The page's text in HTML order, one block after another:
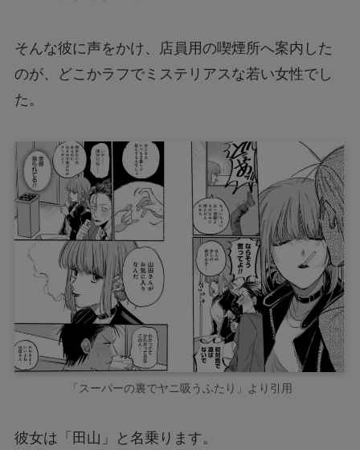
そんな彼に声をかけ、店員用の喫煙所へ案内した
のが、どこかラフでミステリアスな若い女性でし
た。
「スーパーの裏でヤニ吸うふたり」より引用
彼女は「田山」と名乗ります。